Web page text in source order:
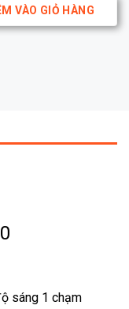
VÀO GIỎ HÀNG
sáng 1 chạm